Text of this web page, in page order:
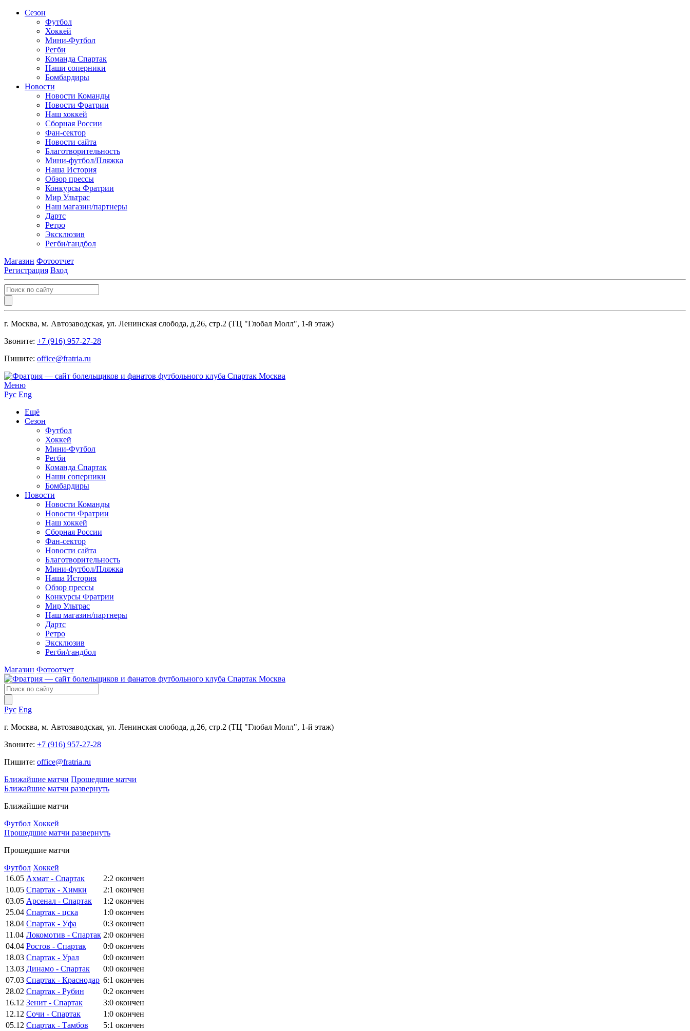
Сезон
Футбол
Хоккей
Мини-Футбол
Регби
Команда Спартак
Наши соперники
Бомбардиры
Новости
Новости Команды
Новости Фратрии
Наш хоккей
Сборная России
Фан-cектор
Новости сайта
Благотворительность
Мини-футбол/Пляжка
Наша История
Обзор прессы
Конкурсы Фратрии
Мир Ультрас
Наш магазин/партнеры
Дартс
Ретро
Эксклюзив
Регби/гандбол
Магазин Фотоотчет
Регистрация Вход
г. Москва, м. Автозаводская, ул. Ленинская слобода, д.26, стр.2 (ТЦ "Глобал Молл", 1-й этаж)
Звоните: +7 (916) 957-27-28
Пишите: office@fratria.ru
Меню
Рус Eng
Ещё
Сезон
Футбол
Хоккей
Мини-Футбол
Регби
Команда Спартак
Наши соперники
Бомбардиры
Новости
Новости Команды
Новости Фратрии
Наш хоккей
Сборная России
Фан-cектор
Новости сайта
Благотворительность
Мини-футбол/Пляжка
Наша История
Обзор прессы
Конкурсы Фратрии
Мир Ультрас
Наш магазин/партнеры
Дартс
Ретро
Эксклюзив
Регби/гандбол
Магазин Фотоотчет
Рус Eng
г. Москва, м. Автозаводская, ул. Ленинская слобода, д.26, стр.2 (ТЦ "Глобал Молл", 1-й этаж)
Звоните: +7 (916) 957-27-28
Пишите: office@fratria.ru
Ближайшие матчи Прошедшие матчи
Ближайшие матчи развернуть
Ближайшие матчи
Футбол Хоккей
Прошедшие матчи развернуть
Прошедшие матчи
Футбол Хоккей
16.05 Ахмат - Спартак 2:2 окончен
10.05 Спартак - Химки 2:1 окончен
03.05 Арсенал - Спартак 1:2 окончен
25.04 Спартак - цска 1:0 окончен
18.04 Спартак - Уфа 0:3 окончен
11.04 Локомотив - Спартак 2:0 окончен
04.04 Ростов - Спартак 0:0 окончен
18.03 Спартак - Урал 0:0 окончен
13.03 Динамо - Спартак 0:0 окончен
07.03 Спартак - Краснодар 6:1 окончен
28.02 Спартак - Рубин 0:2 окончен
16.12 Зенит - Спартак 3:0 окончен
12.12 Сочи - Спартак 1:0 окончен
05.12 Спартак - Тамбов 5:1 окончен